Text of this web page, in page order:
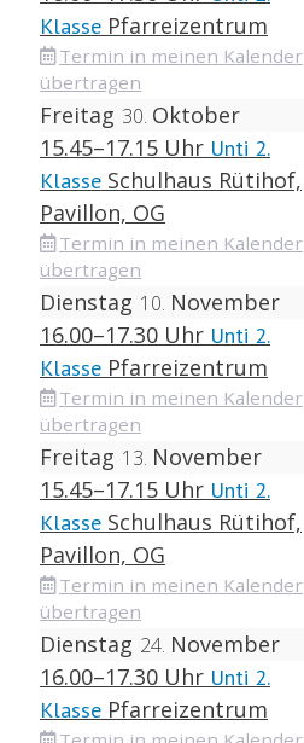
Klasse Pfarreizentrum
Termin in meinen Kalender
übertragen
Freitag 30 Oktober
15.45–17.15 Uhr Unti 2.
Klasse Schulhaus Rütihof,
Pavillon, OG
Termin in meinen Kalender
übertragen
Dienstag 10 November
16.00–17.30 Uhr Unti 2.
Klasse Pfarreizentrum
Termin in meinen Kalender
übertragen
Freitag 13 November
15.45–17.15 Uhr Unti 2.
Klasse Schulhaus Rütihof,
Pavillon, OG
Termin in meinen Kalender
übertragen
Dienstag 24 November
16.00–17.30 Uhr Unti 2.
Klasse Pfarreizentrum